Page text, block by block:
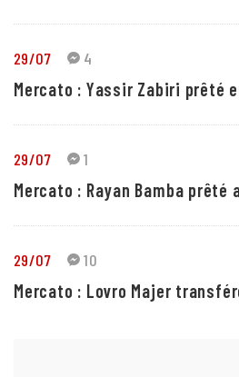
29/07 4
Mercato : Yassir Zabiri prêté
29/07 1
Mercato : Rayan Bamba prêté
29/07 10
Mercato : Lovro Majer